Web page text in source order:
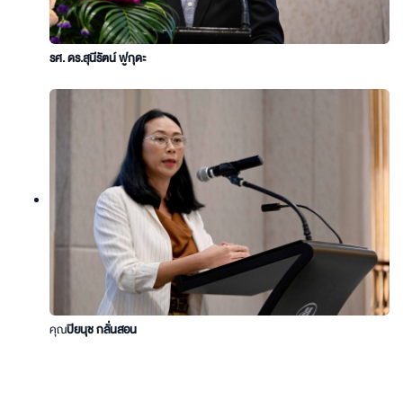
รศ. ดร.สุนีรัตน์ ฟูกุดะ
คุณปิยนุช กลั่นสอน